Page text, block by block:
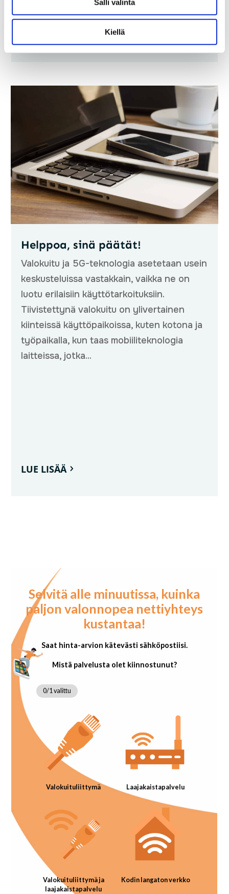
Salli valinta
Kiellä
Helppoa, sinä päätät!
Valokuitu ja 5G-teknologia asetetaan usein
keskusteluissa vastakkain, vaikka ne on
luotu erilaisiin käyttötarkoituksiin.
Tiivistettynä valokuitu on ylivertainen
kiinteissä käyttöpaikoissa, kuten kotona ja
työpaikalla, kun taas mobiiliteknologia
laitteissa, jotka...
LUE LISÄÄ